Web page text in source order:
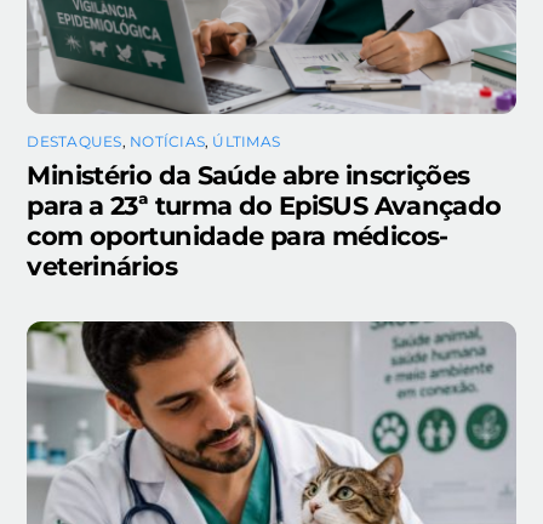
DESTAQUES, NOTÍCIAS, ÚLTIMAS
Ministério da Saúde abre inscrições
para a 23ª turma do EpiSUS Avançado
com oportunidade para médicos-
veterinários